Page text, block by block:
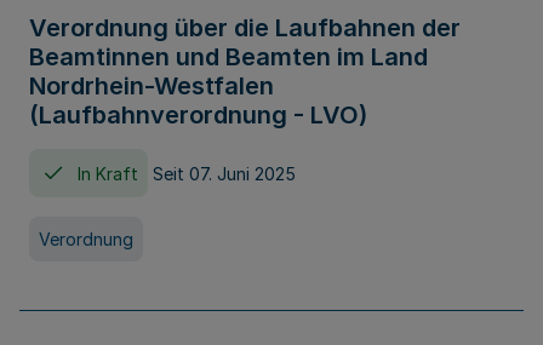
Verordnung über die Laufbahnen der
Beamtinnen und Beamten im Land
Nordrhein-Westfalen
(Laufbahnverordnung - LVO)
In Kraft Seit 07. Juni 2025
Verordnung